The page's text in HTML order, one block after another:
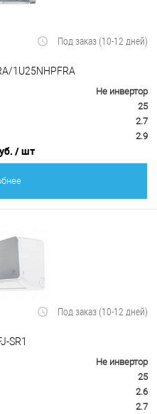
Под заказ (10-12 дней)
1U25NHPFRA
Не инвертор
25
2.7
2.9
/ шт
Под заказ (10-12 дней)
SR1
Не инвертор
25
2.6
2.7